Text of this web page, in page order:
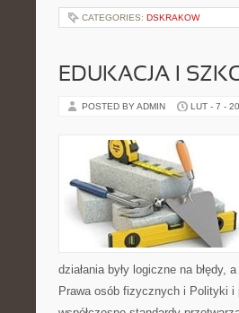
CATEGORIES: DSKRAKOW
EDUKACJA I
POSTED BY ADMIN LUT - 7 -
działania były logiczne na błędy,
Prawa osób fizycznych i Polityki